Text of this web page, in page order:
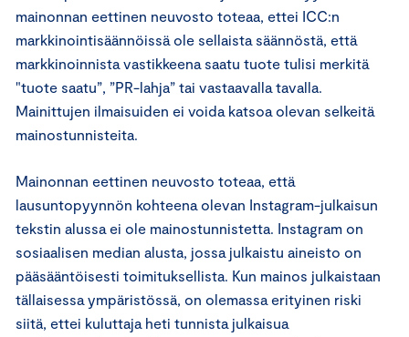
mainonnan eettinen neuvosto toteaa, ettei ICC:n
markkinointisäännöissä ole sellaista säännöstä, että
markkinoinnista vastikkeena saatu tuote tulisi merkitä
"tuote saatu”, ”PR-lahja” tai vastaavalla tavalla.
Mainittujen ilmaisuiden ei voida katsoa olevan selkeitä
mainostunnisteita.
Mainonnan eettinen neuvosto toteaa, että
lausuntopyynnön kohteena olevan Instagram-julkaisun
tekstin alussa ei ole mainostunnistetta. Instagram on
sosiaalisen median alusta, jossa julkaistu aineisto on
pääsääntöisesti toimituksellista. Kun mainos julkaistaan
tällaisessa ympäristössä, on olemassa erityinen riski
siitä, ettei kuluttaja heti tunnista julkaisua